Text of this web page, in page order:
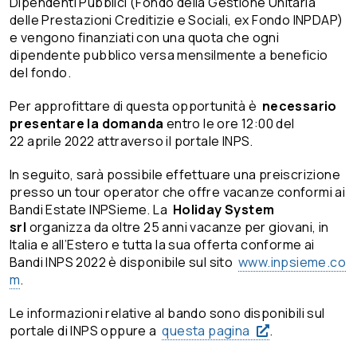
delle Prestazioni Creditizie e Sociali, ex Fondo INPDAP)
e vengono finanziati con una quota che ogni
dipendente pubblico versa mensilmente a beneficio
del fondo.
Per approfittare di questa opportunità è necessario
presentare la domanda entro le ore 12:00 del
22 aprile 2022 attraverso il portale INPS.
In seguito, sarà possibile effettuare una preiscrizione
presso un tour operator che offre vacanze conformi ai
Bandi Estate INPSieme. La Holiday System
srl organizza da oltre 25 anni vacanze per giovani, in
Italia e all’Estero e tutta la sua offerta conforme ai
Bandi INPS 2022 è disponibile sul sito www.inpsieme.co
m.
Le informazioni relative al bando sono disponibili sul
portale di INPS oppure aquesta pagina
.